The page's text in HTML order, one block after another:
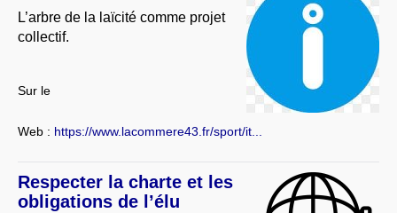
L’arbre de la laïcité comme projet
collectif.
Sur le
Web : https://www.lacommere43.fr/sport/it...
Respecter la charte et les
obligations de l’élu